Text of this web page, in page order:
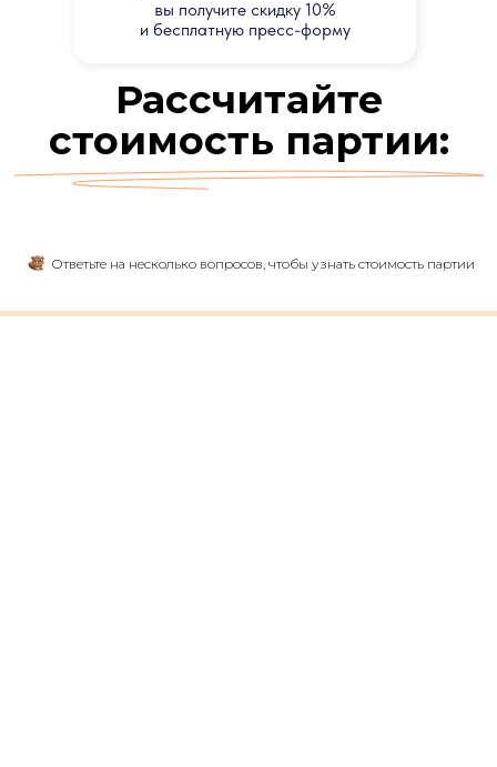
вы получите скидку 10%
и бесплатную пресс-форму
Рассчитайте
стоимость партии:
Ответьте на несколько вопросов, чтобы узнать стоимость партии